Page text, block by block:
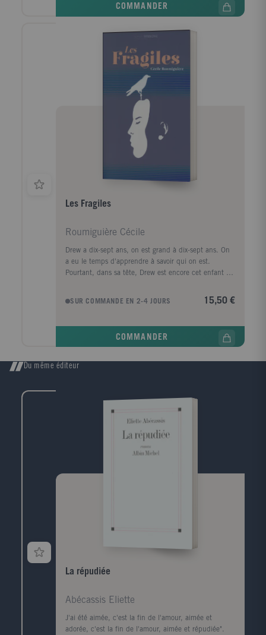
COMMANDER
Les Fragiles
Roumiguière Cécile
Drew a dix-sept ans, on est grand à dix-sept ans. On
a eu le temps d'apprendre à savoir qui on est.
Pourtant, dans sa tête, Drew est encore cet enfant de
plexus. A la sortie d'un match de hand, au volant de
Drew a grandi trop vite. Qui croire ? Sa mère et
ce père raciste, borné, qui rêve d'un fils tout en
ratant exprès ses devoirs ... ... jusqu'au jour où il
rencontre Sky, une fille aussi fêlée que lui. En
fusionnant leurs fêlures, les Fragiles arriveront-ils,
enfin, à faire passer la lumière
SUR COMMANDE EN 2-4 JOURS 15,50 €
COMMANDER
Du même éditeur
La répudiée
Abécassis Eliette
J'ai été aimée, c'est la fin de l'amour, aimée et
adorée, c'est la fin de l'amour, aimée et répudiée".